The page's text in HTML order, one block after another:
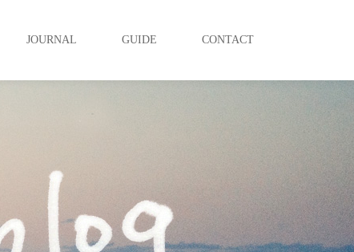
JOURNAL GUIDE CONTACT